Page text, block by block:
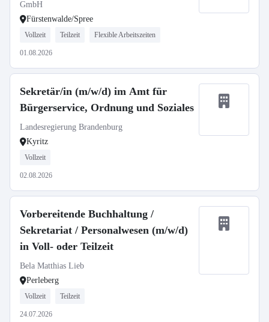
GmbH
Fürstenwalde/Spree
Vollzeit Teilzeit Flexible Arbeitszeiten
01.08.2026
Sekretär/in (m/w/d) im Amt für
Bürgerservice, Ordnung und Soziales
Landesregierung Brandenburg
Kyritz
Vollzeit
02.08.2026
Vorbereitende Buchhaltung /
Sekretariat / Personalwesen (m/w/d)
in Voll- oder Teilzeit
Bela Matthias Lieb
Perleberg
Vollzeit Teilzeit
24.07.2026